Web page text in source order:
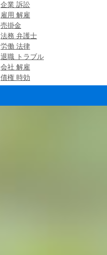
企業 訴訟
雇用 解雇
売掛金
法務 弁護士
労働 法律
退職 トラブル
会社 解雇
債権 時効